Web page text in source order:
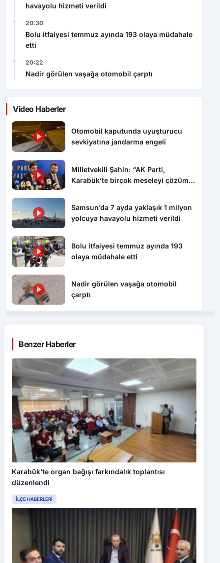
havayolu hizmeti verildi
20:30
Bolu itfaiyesi temmuz ayında 193 olaya müdahale
etti
20:22
Nadir görülen vaşağa otomobil çarptı
Video Haberler
Otomobil kaputunda uyuşturucu
sevkiyatına jandarma engeli
Milletvekili Şahin: “AK Parti,
Karabük’te birçok meseleyi çözüme
Samsun’da 7 ayda yaklaşık 1 milyon
yolcuya havayolu hizmeti verildi
Bolu itfaiyesi temmuz ayında 193
olaya müdahale etti
Nadir görülen vaşağa otomobil
çarptı
Benzer Haberler
Karabük’te organ bağışı farkındalık toplantısı
düzenlendi
İLÇE HABERLERI